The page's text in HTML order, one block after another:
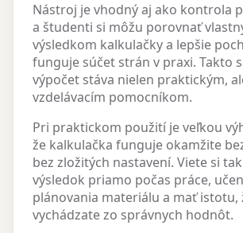
Nástroj je vhodný aj ako kontrola
a študenti si môžu porovnať
výsledkom kalkulačky a lepšie
funguje súčet strán v praxi. Takto
výpočet stáva nielen praktickým,
vzdelávacím pomocníkom.
Pri praktickom použití je veľkou
že kalkulačka funguje okamžite
bez zložitých nastavení. Viete si
výsledok priamo počas práce,
plánovania materiálu a mať istotu,
vychádzate zo správnych hodnôt.